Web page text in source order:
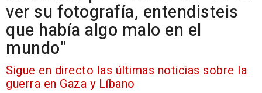
ver su fotografía, entendisteis
que había algo malo en el
mundo"
Sigue en directo las últimas noticias sobre la
guerra en Gaza y Líbano